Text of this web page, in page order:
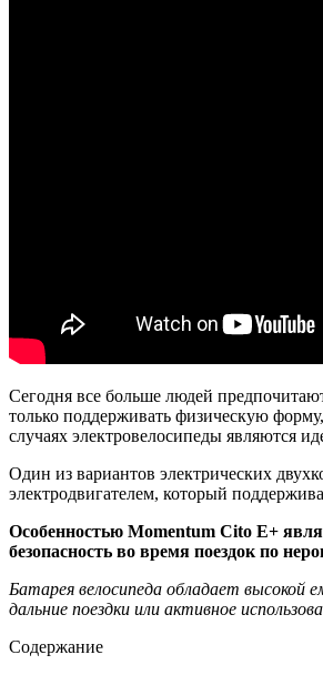
Сегодня все больше людей
только поддерживать физическую
случаях электровелосипеды являются
Один из вариантов электрических
электродвигателем, который
Особенностью Momentum Cito E+
безопасность во время поездок по
Батарея велосипеда обладает высокой
дальние поездки или активное
Содержание